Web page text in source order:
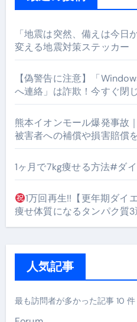
「地震は突然、備えは今日
変える地震対策ステッカー
【偽警告に注意】「
へ連絡」は詐欺！今すぐ閉
熊本イオンモール爆発事故
被害者への補償や損害賠償
1ヶ月で7kg痩せる方法#ダ
1万回再生!!【更年期ダイ
痩せ体質になるタンパク質3
人気記事
最も訪問者が多かった記事 10